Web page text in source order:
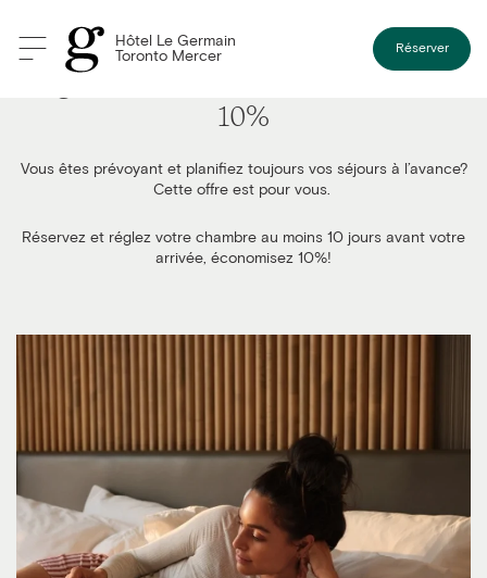
Hôtel Le Germain
Toronto Mercer
Réserver
Réglez maintenant et économisez
10%
Vous êtes prévoyant et planifiez toujours vos séjours à l’avance?
Cette offre est pour vous.
Réservez et réglez votre chambre au moins 10 jours avant votre
arrivée, économisez 10%!